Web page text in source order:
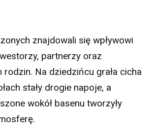
znajdowali się wpływowi
partnerzy oraz
rodzin. Na dziedzińcu grała cicha
stały drogie napoje, a
wokół basenu tworzyły